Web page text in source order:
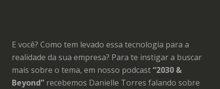
E você? Como tem levado essa tecnologia para a
realidade da sua empresa? Para te instigar a buscar
mais sobre o tema, em nosso podcast“2030 &
Beyond” recebemos Danielle Torres falando sobre